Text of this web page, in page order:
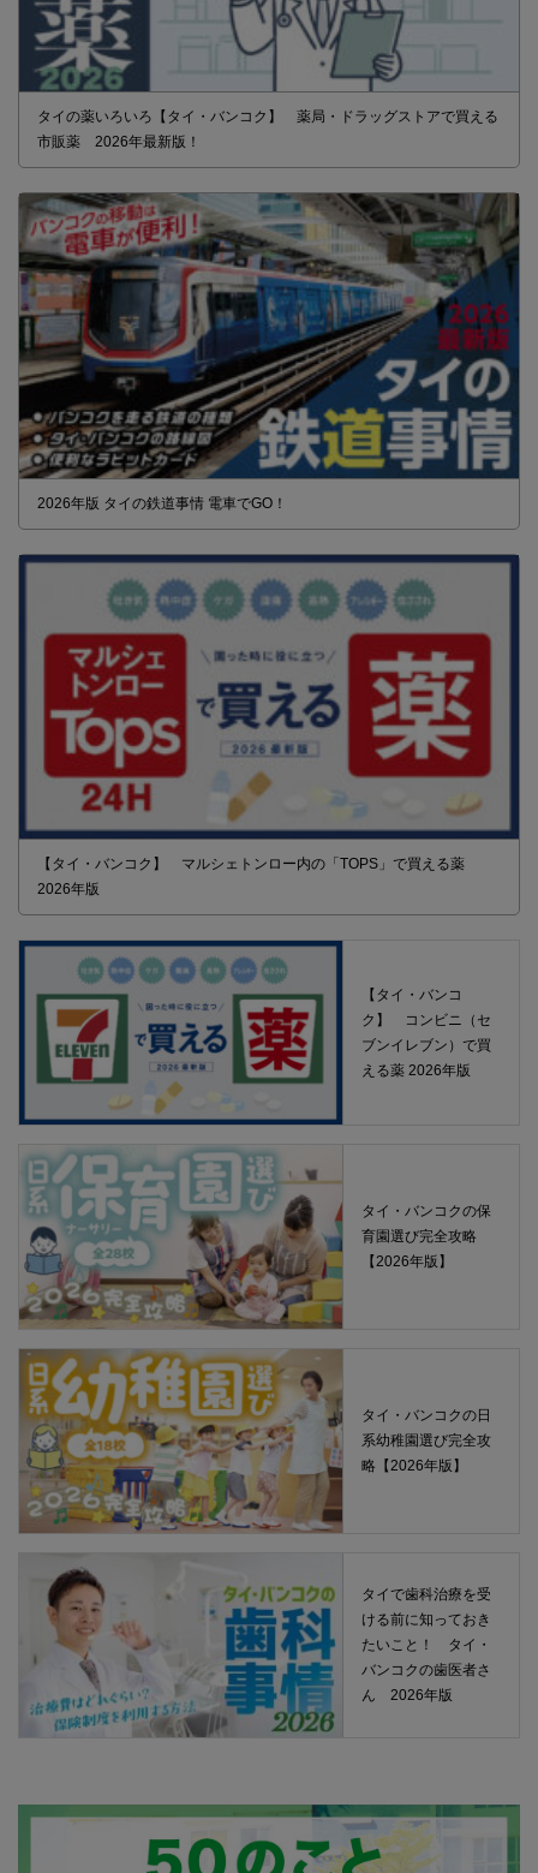
タイの薬いろいろ【タイ・バンコク】 薬局・ドラッグストアで買える
市販薬 2026年最新版！
2026年版 タイの鉄道事情 電車でGO！
【タイ・バンコク】 マルシェトンロー内の「TOPS」で買える薬
2026年版
【タイ・バンコ
ク】 コンビニ（セ
ブンイレブン）で買
える薬 2026年版
タイ・バンコクの保
育園選び完全攻略
【2026年版】
タイ・バンコクの日
系幼稚園選び完全攻
略【2026年版】
タイで歯科治療を受
ける前に知っておき
たいこと！ タイ・
バンコクの歯医者さ
ん 2026年版